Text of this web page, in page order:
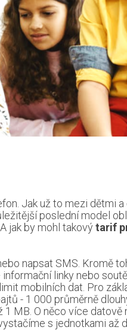
Jak už to mezi dětmi a
poslední model
jak by mohl takovýtarif
napsat SMS. Kromě
linky nebo
mobilních dat. Pro
- 1 000 průměrně
MB. O něco více datově
s jednotkami až